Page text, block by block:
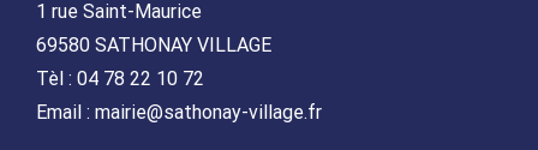
1 rue Saint-Maurice
69580 SATHONAY VILLAGE
Tèl : 04 78 22 10 72
Email : mairie@sathonay-village.fr